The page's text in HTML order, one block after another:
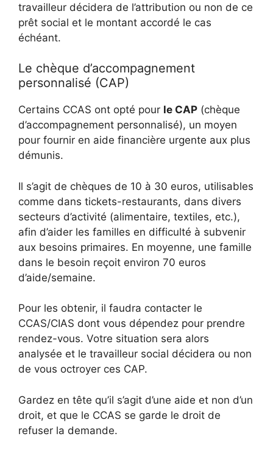
travailleur décidera de l’attribution ou non de ce
prêt social et le montant accordé le cas
échéant.
Le chèque d’accompagnement
personnalisé (CAP)
Certains CCAS ont opté pour le CAP (chèque
d’accompagnement personnalisé), un moyen
pour fournir en aide financière urgente aux plus
démunis.
Il s’agit de chèques de 10 à 30 euros, utilisables
comme dans tickets-restaurants, dans divers
secteurs d’activité (alimentaire, textiles, etc.),
afin d’aider les familles en difficulté à subvenir
aux besoins primaires. En moyenne, une famille
dans le besoin reçoit environ 70 euros
d’aide/semaine.
Pour les obtenir, il faudra contacter le
CCAS/CIAS dont vous dépendez pour prendre
rendez-vous. Votre situation sera alors
analysée et le travailleur social décidera ou non
de vous octroyer ces CAP.
Gardez en tête qu’il s’agit d’une aide et non d’un
droit, et que le CCAS se garde le droit de
refuser la demande.